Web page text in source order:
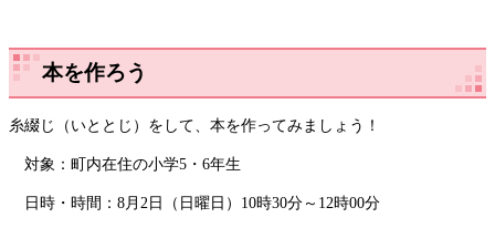
本を作ろう
糸綴じ（いととじ）をして、本を作ってみましょう！
対象：町内在住の小学5・6年生
日時・時間：8月2日（日曜日）10時30分～12時00分